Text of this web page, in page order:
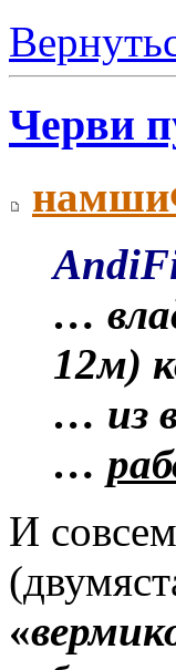
Черви
…
12м)
… из
…
И
«